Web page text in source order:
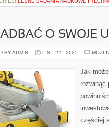
O SWOJE
BY ADMIN LIS - 22 - 2025
Jak
rozwinąć
częściej